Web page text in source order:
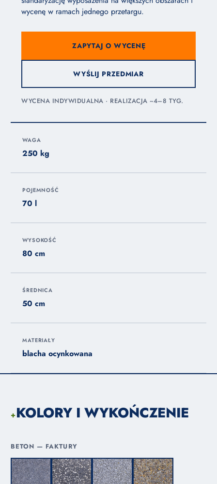
wycenę w ramach jednego przetargu.
ZAPYTAJ O WYCENĘ
WYŚLIJ PRZEDMIAR
WYCENA INDYWIDUALNA · REALIZACJA ~4–8 TYG.
WAGA
250 kg
POJEMNOŚĆ
70 l
WYSOKOŚĆ
80 cm
ŚREDNICA
50 cm
MATERIAŁY
blacha ocynkowana
+KOLORY I WYKOŃCZENIE
BETON — FAKTURY